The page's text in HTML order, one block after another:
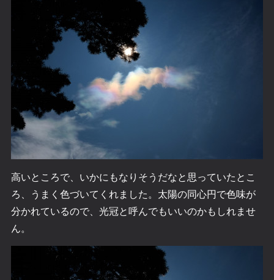
高いところで、いかにもなりそうだなと思っていたとこ
ろ、うまく色づいてくれました。太陽の同心円で色味が
分かれているので、光冠と呼んでもいいのかもしれませ
ん。